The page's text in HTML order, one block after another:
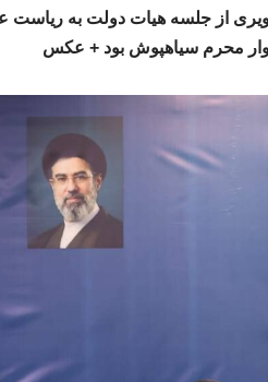
از جلسه هیات دولت به ریاست
محرم سیاهپوش بود + عکس